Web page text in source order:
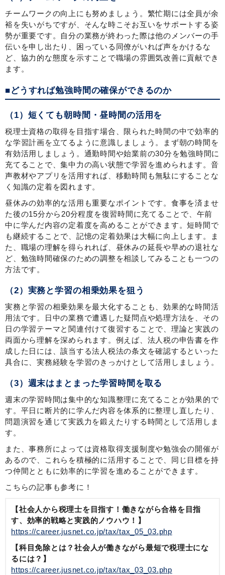
チームワークの向上にも努めましょう。繁忙期には全員が余
裕を失いがちですが、そんな時こそお互いをサポートする姿
勢が重要です。自分の業務が終わった際は他のメンバーの手
伝いを申し出たり、困っている同僚がいれば声をかけるな
ど、協力的な態度を示すことで職場の雰囲気改善に貢献でき
ます。
■どうすれば勉強時間の確保ができるのか
（1）短くても朝時間・昼時間の活用を
税理士資格の取得を目指す場合、限られた時間の中で効率的
な学習計画を立てるように意識しましょう。まず朝の時間を
有効活用しましょう。通勤時間や始業前の30分を勉強時間に
充てることで、集中力の高い状態で学習を進められます。音
声教材やアプリを活用すれば、移動時間も無駄にすることな
く知識の定着を図れます。
昼休みの効率的な活用も重要なポイントです。食事を済ませ
た後の15分から20分程度を復習時間に充てることで、午前
中に学んだ内容の定着度を高めることができます。短時間で
も継続することで、記憶の定着効果は大幅に向上します。ま
た、職場の理解を得られれば、昼休みの延長や早めの退社な
ど、勉強時間確保のための調整を相談してみることも一つの
方法です。
（2）実務と学習の相乗効果を狙う
実務と学習の相乗効果を最大化することも、効果的な時間活
用法です。日中の業務で遭遇した疑問点や処理方法を、その
日の学習テーマと関連付けて復習することで、理論と実践の
両面から理解を深められます。例えば、法人税の申告書を作
成した日には、該当する法人税法の条文を確認するといった
具合に、実務経験を学習のきっかけとして活用しましょう。
（3）週末はまとまった学習時間を取る
週末の学習時間は集中的な知識整理に充てることが効果的で
す。平日に断片的に学んだ内容を体系的に整理し直したり、
問題演習を通じて実践力を鍛えたりする時間として活用しま
す。
また、事務所によっては資格取得支援制度や勉強会の開催が
あるので、これらを積極的に活用することで、同じ目標を持
つ仲間とともに効率的に学習を進めることができます。
こちらの記事も参考に！
【社会人から税理士を目指す！働きながら合格を目指
す、効率的戦略と実践的ノウハウ！】
https://career.jusnet.co.jp/tax/tax_05_03.php
【科目免除とは？社会人が働きながら最短で税理士にな
るには？】
https://career.jusnet.co.jp/tax/tax_03_03.php